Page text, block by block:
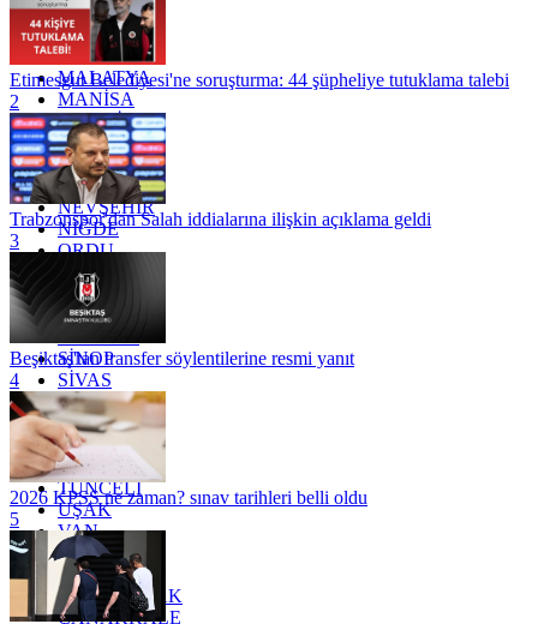
KONYA
KÜTAHYA
KİLİS
MALATYA
MANİSA
MARDİN
MERSİN
MUĞLA
MUŞ
NEVŞEHİR
NİĞDE
ORDU
OSMANİYE
RİZE
SAKARYA
SİNOP
SİVAS
SİİRT
TEKİRDAĞ
TOKAT
TRABZON
TUNCELİ
UŞAK
VAN
YALOVA
YOZGAT
ZONGULDAK
ÇANAKKALE
Etimesgut Belediyesi'ne soruşturma: 44 şüpheliye tutuklama talebi
2
Trabzonspor'dan Salah iddialarına ilişkin açıklama geldi
3
Beşiktaş'tan transfer söylentilerine resmi yanıt
4
2026 KPSS ne zaman? sınav tarihleri belli oldu
5